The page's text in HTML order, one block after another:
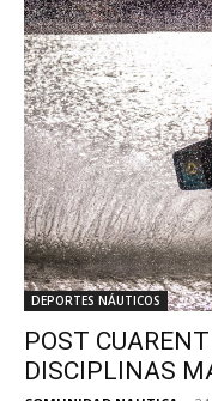
DEPORTES NÁUTICOS
POST
DISCIPLINAS